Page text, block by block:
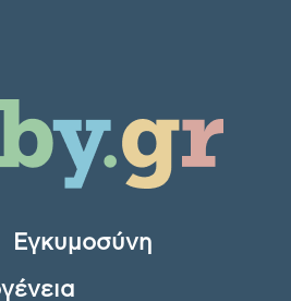
Εγκυμοσύνη